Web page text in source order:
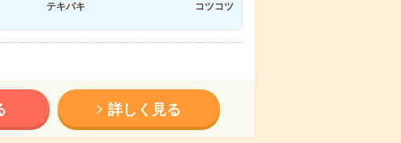
テキパキ
コツコツ
詳しく見る